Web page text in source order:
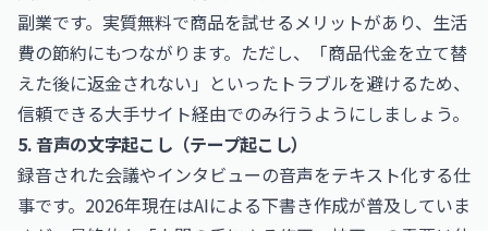
副業です。実質無料で商品を試せるメリットがあり、生活
費の節約にもつながります。ただし、「商品代金を立て替
えた後に返金されない」といったトラブルを避けるため、
信頼できる大手サイト経由でのみ行うようにしましょう。
5. 音声の文字起こし（テープ起こし）
録音された会議やインタビューの音声をテキスト化する仕
事です。2026年現在はAIによる下書き作成が普及していま